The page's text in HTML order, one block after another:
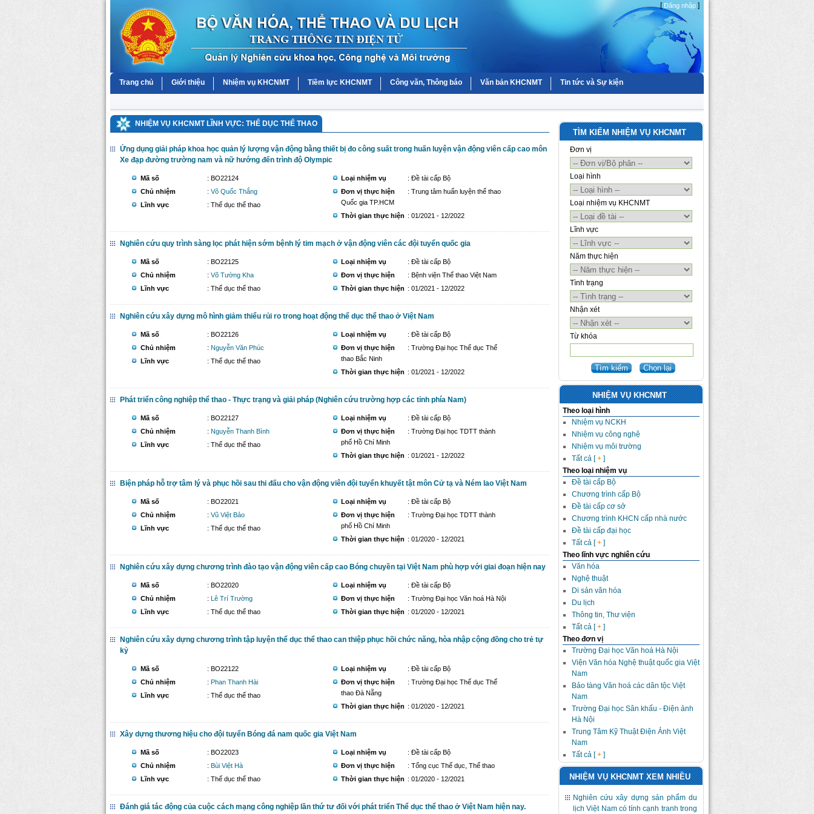
[Đăng nhập ]
Trang chủ Giới thiệu Nhiệm vụ KHCNMT Tiềm lực KHCNMT Công văn, Thông báo Văn bản KHCNMT Tin tức và Sự kiện
NHIỆM VỤ KHCNMT LĨNH VỰC: THỂ DỤC THỂ THAO
Ứng dụng giải pháp khoa học quản lý lượng vận động bằng thiết bị đo công suất trong huấn luyện vận động viên cấp cao môn
Xe đạp đường trường nam và nữ hướng đến trình độ Olympic
Mã số
: BO22124
Chủ nhiệm
: Võ Quốc Thắng
Lĩnh vực
: Thể dục thể thao
Loại nhiệm vụ
: Đề tài cấp Bộ
Đơn vị thực hiện
: Trung tâm huấn luyện thể thao
Quốc gia TP.HCM
Thời gian thực hiện : 01/2021 - 12/2022
Nghiên cứu quy trình sàng lọc phát hiện sớm bệnh lý tim mạch ở vận động viên các đội tuyển quốc gia
Mã số
: BO22125
Chủ nhiệm
: Võ Tường Kha
Lĩnh vực
: Thể dục thể thao
Loại nhiệm vụ
: Đề tài cấp Bộ
Đơn vị thực hiện
: Bệnh viện Thể thao Việt Nam
Thời gian thực hiện : 01/2021 - 12/2022
Nghiên cứu xây dựng mô hình giảm thiểu rủi ro trong hoạt động thể dục thể thao ở Việt Nam
Mã số
: BO22126
Chủ nhiệm
: Nguyễn Văn Phúc
Lĩnh vực
: Thể dục thể thao
Loại nhiệm vụ
: Đề tài cấp Bộ
Đơn vị thực hiện
: Trường Đại học Thể dục Thể
thao Bắc Ninh
Thời gian thực hiện : 01/2021 - 12/2022
Phát triển công nghiệp thể thao - Thực trạng và giải pháp (Nghiên cứu trường hợp các tỉnh phía Nam)
Mã số
: BO22127
Chủ nhiệm
: Nguyễn Thanh Bình
Lĩnh vực
: Thể dục thể thao
Loại nhiệm vụ
: Đề tài cấp Bộ
Đơn vị thực hiện
: Trường Đại học TDTT thành
phố Hồ Chí Minh
Thời gian thực hiện : 01/2021 - 12/2022
Biện pháp hỗ trợ tâm lý và phục hồi sau thi đấu cho vận động viên đội tuyển khuyết tật môn Cử tạ và Ném lao Việt Nam
Mã số
: BO22021
Chủ nhiệm
: Vũ Việt Bảo
Lĩnh vực
: Thể dục thể thao
Loại nhiệm vụ
: Đề tài cấp Bộ
Đơn vị thực hiện
: Trường Đại học TDTT thành
phố Hồ Chí Minh
Thời gian thực hiện : 01/2020 - 12/2021
Nghiên cứu xây dựng chương trình đào tạo vận động viên cấp cao Bóng chuyền tại Việt Nam phù hợp với giai đoạn hiện nay
Mã số
: BO22020
Chủ nhiệm
:
Lê Trí Trường
Lĩnh vực
: Thể dục thể thao
Loại nhiệm vụ
: Đề tài cấp Bộ
Đơn vị thực hiện
: Trường Đại học Văn hoá Hà Nội
Thời gian thực hiện : 01/2020 - 12/2021
Nghiên cứu xây dựng chương trình tập luyện thể dục thể thao can thiệp phục hồi chức năng, hòa nhập cộng đồng cho trẻ tự
kỷ
Mã số
: BO22122
Chủ nhiệm
: Phan Thanh Hài
Lĩnh vực
: Thể dục thể thao
Loại nhiệm vụ
: Đề tài cấp Bộ
Đơn vị thực hiện
: Trường Đại học Thể dục Thể
thao Đà Nẵng
Thời gian thực hiện : 01/2020 - 12/2021
Xây dựng thương hiệu cho đội tuyển Bóng đá nam quốc gia Việt Nam
Mã số
: BO22023
Chủ nhiệm
: Bùi Việt Hà
Lĩnh vực
: Thể dục thể thao
Loại nhiệm vụ
: Đề tài cấp Bộ
Đơn vị thực hiện
: Tổng cục Thể dục, Thể thao
Thời gian thực hiện : 01/2020 - 12/2021
Đánh giá tác động của cuộc cách mạng công nghiệp lần thứ tư đối với phát triển Thể dục thể thao ở Việt Nam hiện nay.
TÌM KIẾM NHIỆM VỤ KHCNMT
Đơn vị
Loại hình
Loại nhiệm vụ KHCNMT
Lĩnh vực
Năm thực hiện
Tình trạng
Nhận xét
Từ khóa
NHIỆM VỤ KHCNMT
Theo loại hình
Nhiệm vụ NCKH
Nhiệm vụ công nghệ
Nhiệm vụ môi trường
Tất cả [+ ]
Theo loại nhiệm vụ
Đề tài cấp Bộ
Chương trình cấp Bộ
Đề tài cấp cơ sở
Chương trình KHCN cấp nhà nước
Đề tài cấp đại học
Tất cả [+ ]
Theo lĩnh vực nghiên cứu
Văn hóa
Nghệ thuật
Di sản văn hóa
Du lịch
Thông tin, Thư viện
Tất cả [+ ]
Theo đơn vị
Trường Đại học Văn hoá Hà Nội
Viện Văn hóa Nghệ thuật quốc gia Việt
Nam
Bảo tàng Văn hoá các dân tộc Việt
Nam
Trường Đại học Sân khấu - Điện ảnh
Hà Nội
Trung Tâm Kỹ Thuật Điện Ảnh Việt
Nam
Tất cả [+ ]
NHIỆM VỤ KHCNMT XEM NHIỀU
Nghiên cứu xây dựng sản phẩm du
lịch Việt Nam có tính cạnh tranh trong